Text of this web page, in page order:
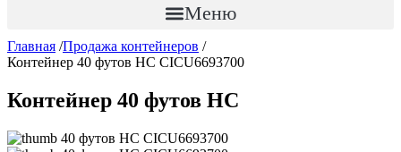
Меню
Главная /Продажа контейнеров /
Контейнер 40 футов HC CICU6693700
Контейнер 40 футов HC